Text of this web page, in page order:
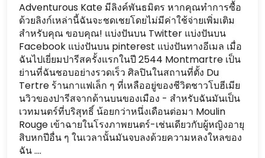
Adventurous Kate มีลิงค์พันธมิตร หากคุณทำการซื้อ
ด้วยลิงก์เหล่านี้ฉันจะชดเชยโดยไม่มีค่าใช้จ่ายเพิ่มเติม
สำหรับคุณ ขอบคุณ! แบ่งปันบน Twitter แบ่งปันบน
Facebook แบ่งปันบน pinterest แบ่งปันทางอีเมล เมื่อ
ฉันไปเยี่ยมปารีสครั้งแรกในปี 2544 Montmartre เป็น
ย่านที่ฉันชอบอย่างรวดเร็ว ศิลปินในสถานที่ตั้ง Du
Tertre ร้านกาแฟเล็ก ๆ ที่เหลืออยู่ของชีวิตชาวโบฮีเมีย
นวิวของปารีสจากด้านบนของเมือง - สำหรับฉันมันเป็น
เวทมนตร์ที่บริสุทธิ์ น้อยกว่าหนึ่งเดือนต่อมา Moulin
Rouge เข้าฉายในโรงภาพยนตร์-เช่นเดียวกับผู้หญิงอายุ
สิบหกปีอื่น ๆ ในเวลานั้นมันจบลงด้วยความหลงใหลของ
ฉัน ....